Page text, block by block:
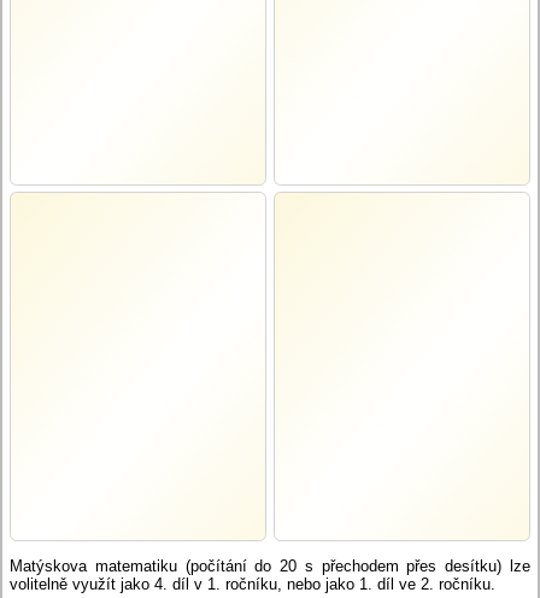
Matýskova matematiku (počítání do 20 s přechodem přes desítku) lze
volitelně využít jako 4. díl v 1. ročníku, nebo jako 1. díl ve 2. ročníku.